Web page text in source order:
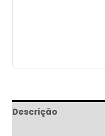
Descrição